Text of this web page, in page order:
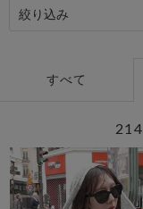
絞り込み
すべて
214